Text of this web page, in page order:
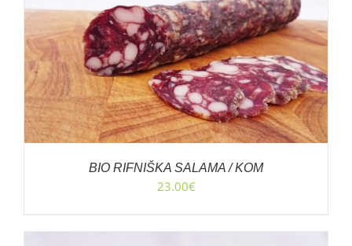
BIO RIFNIŠKA SALAMA / KOM
23.00€